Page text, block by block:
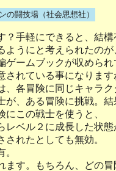
の闘技場（社会思想社）
？手軽にできると、結
ようにと考えられたの
ゲームブックが収めら
されている事になります
、各冒険に同じキャラ
が、ある冒険に挑戦。
この戦士を使うと、
レベル２に成長した状
されたとしても無効。
ます。もちろん、どの